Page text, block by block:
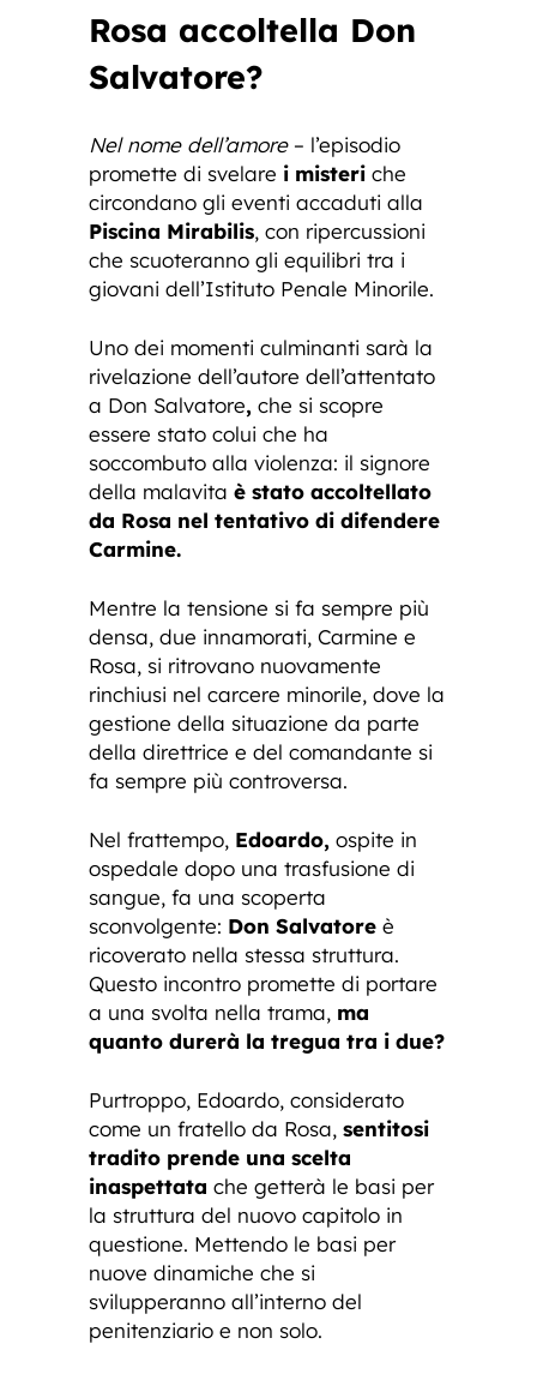
Rosa accoltella Don
Salvatore?
Nel nome dell’amore– l’episodio
promette di svelare i misteri che
circondano gli eventi accaduti alla
Piscina Mirabilis, con ripercussioni
che scuoteranno gli equilibri tra i
giovani dell’Istituto Penale Minorile.
Uno dei momenti culminanti sarà la
rivelazione dell’autore dell’attentato
a Don Salvatore, che si scopre
essere stato colui che ha
soccombuto alla violenza: il signore
della malavita è stato accoltellato
da Rosa nel tentativo di difendere
Carmine.
Mentre la tensione si fa sempre più
densa, due innamorati, Carmine e
Rosa, si ritrovano nuovamente
rinchiusi nel carcere minorile, dove la
gestione della situazione da parte
della direttrice e del comandante si
fa sempre più controversa.
Nel frattempo, Edoardo, ospite in
ospedale dopo una trasfusione di
sangue, fa una scoperta
sconvolgente: Don Salvatore è
ricoverato nella stessa struttura.
Questo incontro promette di portare
a una svolta nella trama, ma
quanto durerà la tregua tra i due?
Purtroppo, Edoardo, considerato
come un fratello da Rosa, sentitosi
tradito prende una scelta
inaspettata che getterà le basi per
la struttura del nuovo capitolo in
questione. Mettendo le basi per
nuove dinamiche che si
svilupperanno all’interno del
penitenziario e non solo.